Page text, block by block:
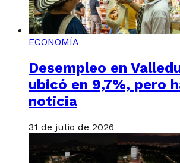
ECONOMÍA
Desempleo en
ubicó en 9,7%, pero
noticia
31 de julio de 2026